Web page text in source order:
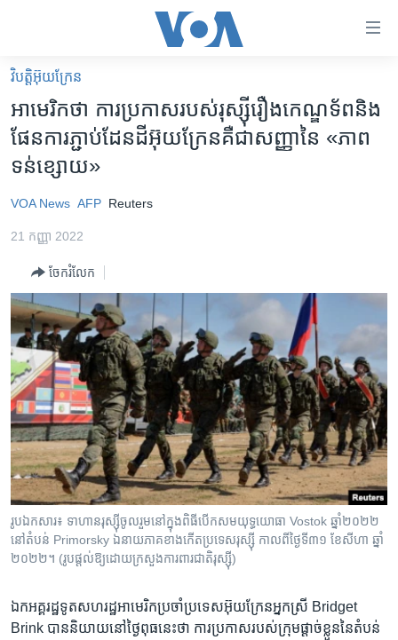
គេហទំព័រ​
ទាក់ទង
រំលង​
និង​
ចូល​
ទំព័រ​
ព័ត៌មាន​​
រំលង​
និង​
ចូល​
ទៅ​
ទំព័រ​
រចនា
សម្ព័ន្ធ​
រំលង​
និង​
ចូល​
ទៅ​
កាន់​
ទំព័រ​
អន្តរជាតិ
អាមេរិក
ព្រឹត្តិការណ៍ព័ត៌មាន
ទូរទស្សន៍ / វីដេអូ​
វិទ្យុ / ផតខាសថ៍
កម្មវិធីទាំងអស់
Khmer English
បណ្តាញ​សង្គម
ភាសា
វិបត្តិអ៊ុយក្រែន
អាមេរិក​ថា ការ​ប្រកាស​របស់​រុស្ស៊ី​រឿង​កេណ្ឌ​ទ័ព​និង​
ផែនការ​ភ្ជាប់​ដែនដី​អ៊ុយក្រែន​គឺ​ជា​សញ្ញា​នៃ «ភាព​
ទន់ខ្សោយ»
VOA News AFP Reuters
21 កញ្ញា 2022
ចែករំលែក
រូប​ឯកសារ៖ ទាហាន​រុស្ស៊ី​ចូល​រួម​នៅ​ក្នុង​ពិធី​បើក​សមយុទ្ធ​យោធា​ Vostok ឆ្នាំ២០២២
នៅ​តំបន់ Primorsky ​ឯ​នាយ​ភាគ​ខាង​កើត​ប្រទេស​រុស្ស៊ី កាល​ពី​ថ្ងៃ​ទី​៣១ ខែ​សីហា ឆ្នាំ​
២០២២។ (រូប​ផ្តល់​ឱ្យ​ដោយ​ក្រសួង​ការពារជាតិ​រុស្ស៊ី)
ឯកអគ្គរដ្ឋទូត​សហរដ្ឋ​អាមេរិក​ប្រចាំ​ប្រទេស​អ៊ុយក្រែន​អ្នកស្រី Bridget
Brink បាន​និយាយ​នៅ​ថ្ងៃ​ពុធ​នេះ​ថា ការ​ប្រកាស​របស់​ក្រុម​ផ្ដាច់​ខ្លួន​នៃ​តំបន់​